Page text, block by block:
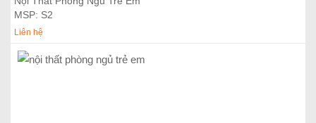
MSP: S2
Liên hệ